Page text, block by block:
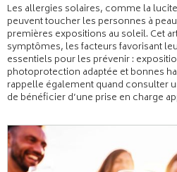
Les allergies solaires, comme la
peuvent toucher les personnes à
premières expositions au soleil. Cet
symptômes, les facteurs favorisant
essentiels pour les prévenir :
photoprotection adaptée et bonnes
rappelle également quand consulter
de bénéficier d’une prise en charge